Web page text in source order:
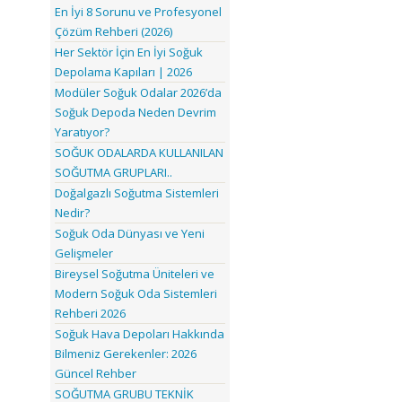
En İyi 8 Sorunu ve Profesyonel
Çözüm Rehberi (2026)
Her Sektör İçin En İyi Soğuk
Depolama Kapıları | 2026
Modüler Soğuk Odalar 2026’da
Soğuk Depoda Neden Devrim
Yaratıyor?
SOĞUK ODALARDA KULLANILAN
SOĞUTMA GRUPLARI..
Doğalgazlı Soğutma Sistemleri
Nedir?
Soğuk Oda Dünyası ve Yeni
Gelişmeler
Bireysel Soğutma Üniteleri ve
Modern Soğuk Oda Sistemleri
Rehberi 2026
Soğuk Hava Depoları Hakkında
Bilmeniz Gerekenler: 2026
Güncel Rehber
SOĞUTMA GRUBU TEKNİK